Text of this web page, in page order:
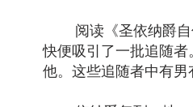
快便吸引了一批追随
他。这些追随者中有